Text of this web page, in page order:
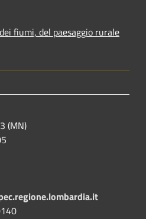
fiumi, del paesaggio rurale
(MN)